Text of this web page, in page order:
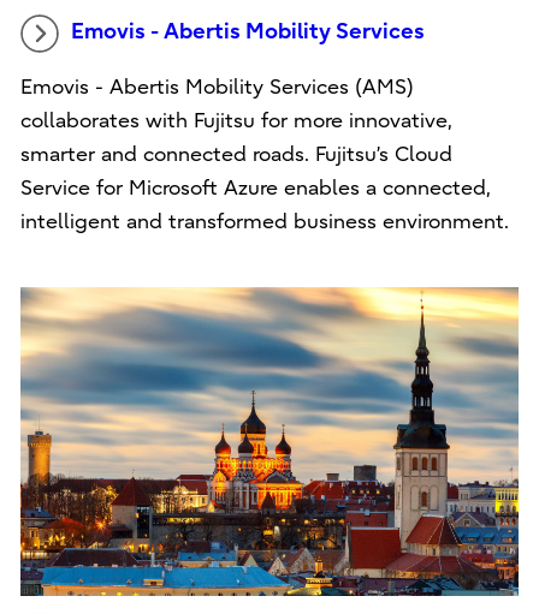
Emovis - Abertis Mobility Services
Emovis - Abertis Mobility Services (AMS)
collaborates with Fujitsu for more innovative,
smarter and connected roads. Fujitsu’s Cloud
Service for Microsoft Azure enables a connected,
intelligent and transformed business environment.